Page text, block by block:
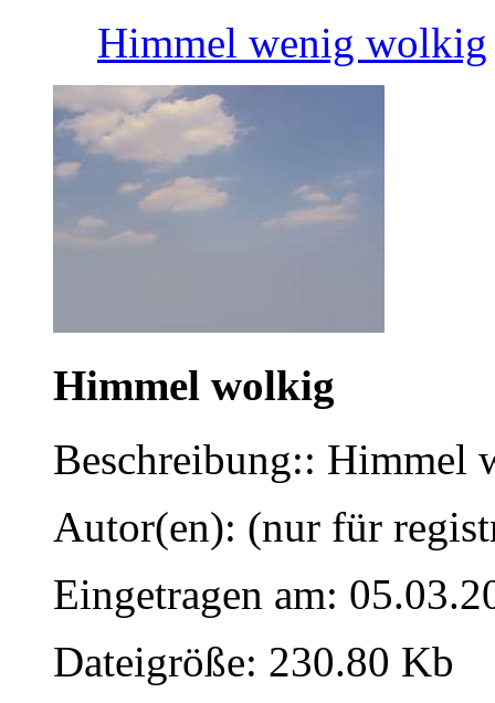
Himmel wenig wolkig
Himmel wolkig
Beschreibung:: Himmel
Autor(en): (nur für
Eingetragen am:
Dateigröße: 230.80 Kb